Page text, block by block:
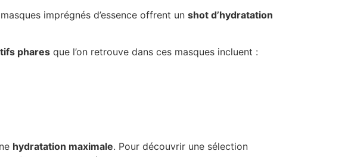
imprégnés d’essence offrent un shot d’hydratation
phares que l’on retrouve dans ces masques incluent :
hydratation maximale. Pour découvrir une sélection